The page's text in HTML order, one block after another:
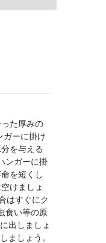
た厚みの
ガーに掛け
を与える
ンガーに掛
を短くし
けましょ
はすぐにク
食い等の原
出しましょ
ましょう。